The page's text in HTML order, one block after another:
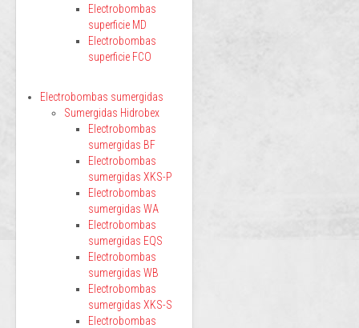
Electrobombas
superficie MD
Electrobombas
superficie FCO
Electrobombas sumergidas
Sumergidas Hidrobex
Electrobombas
sumergidas BF
Electrobombas
sumergidas XKS-P
Electrobombas
sumergidas WA
Electrobombas
sumergidas EQS
Electrobombas
sumergidas WB
Electrobombas
sumergidas XKS-S
Electrobombas